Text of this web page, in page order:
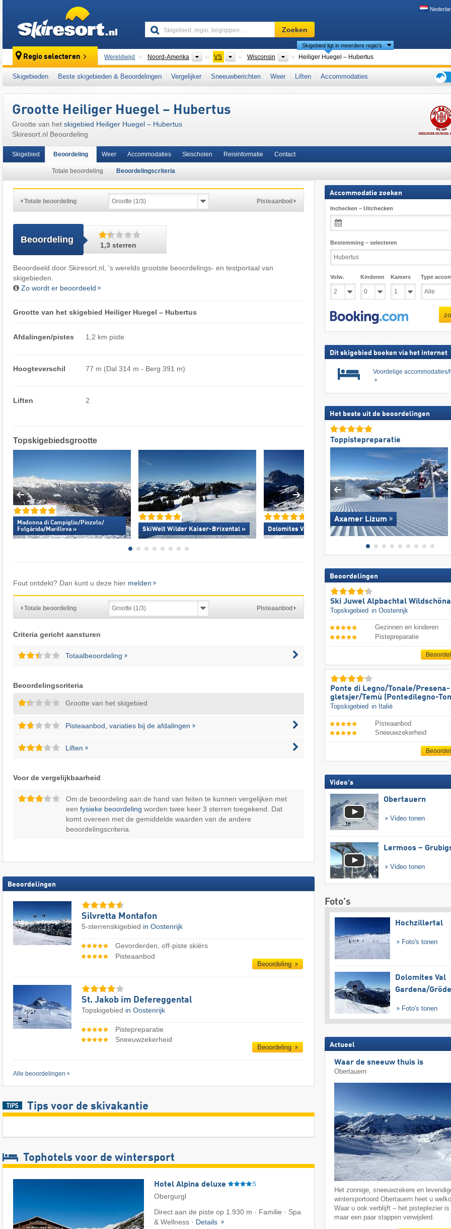
Skigebied,
regio,
begrippen
…
Zoeken
Regio selecteren Wereldwijd Noord-Amerika Continenten
VS LandenWisconsin Deelstaten
Skigebied ligt in meerdere regio's
Heiliger Huegel – Hubertus
Dit skigebied ligt ook in: Midwest
Skigebieden Beste skigebieden & Beoordelingen Vergelijker Sneeuwberichten Weer Liften
Accommodaties
de
Grootte Heiliger Huegel – Hubertus
Grootte van het skigebied Heiliger Huegel – Hubertus
Skiresort.nl Beoordeling
Skigebied Beoordeling
Totale beoordeling Beoordelingscriteria
Weer Accommodaties Skischolen Reisinformatie Contact
Totale beoordeling Pisteaanbod
Beoordeling
1,3 sterren
Beoordeeld door Skiresort.nl, 's werelds grootste beoordelings- en testportaal van
skigebieden.
Zo wordt er beoordeeld
Grootte van het skigebied Heiliger Huegel – Hubertus
Afdalingen/pistes 1,2 km piste
Hoogteverschil 77 m (Dal 314 m - Berg 391 m)
Liften 2
Topskigebiedsgrootte
Madonna di Campiglio/​Pinzolo/​
Folgàrida/​Marilleva »
SkiWelt Wilder Kaiser-Brixental » Dolomites Val Gardena/​Gröden » KitzSki –
Fout ontdekt? Dan kunt u deze hier melden
Totale beoordeling Pisteaanbod
Criteria gericht aansturen
Totaalbeoordeling
Beoordelingscriteria
Grootte van het skigebied
Pisteaanbod, variaties bij de afdalingen
Liften
Voor de vergelijkbaarheid
Om de beoordeling aan de hand van feiten te kunnen vergelijken met
een fysieke beoordeling worden twee keer 3 sterren toegekend. Dat
komt overeen met de gemiddelde waarden van de andere
beoordelingscriteria.
Beoordelingen
Silvretta Montafon
5-sterrenskigebied in Oostenrijk
Gevorderden, off-piste skiërs
Pisteaanbod
Beoordeling
St. Jakob im Defereggental
Topskigebied in Oostenrijk
Pistepreparatie
Sneeuwzekerheid
Beoordeling
Alle beoordelingen
Tips voor de skivakantie
Tophotels voor de wintersport
Hotel Alpina deluxe S
Obergurgl
Direct aan de piste op 1.930 m · Familie · Spa
& Wellness · Details
Accommodatie zoeken
Inchecken – Uitchecken
Bestemming – selecteren
Volw. Kinderen Kamers Type
Dit skigebied boeken via het internet
Voordelige accommodaties/
Het beste uit de beoordelingen
Toppistepreparatie
Axamer Lizum
Beoordelingen
Ski Juwel Alpbachtal
Topskigebied in Oostenrijk
Gezinnen en kinderen
Pistepreparatie
Ponte di Legno/​​Tonale/​​Presena-
gletsjer/​​Temù (Pontedilegno-
Topskigebied in Italië
Pisteaanbod
Sneeuwzekerheid
Video's
Obertauern
Video tonen
Lermoos –
Video tonen
Foto's
Hochzillertal
Foto's tonen
Dolomites Val
Gardena/​
Foto's tonen
Actueel
Waar de sneeuw thuis is
Obertauern
Het zonnige, sneeuwzekere en
wintersportoord Obertauern heet u
Waar u ook verblijft – het pisteplezier
maar een paar stappen verwijderd.